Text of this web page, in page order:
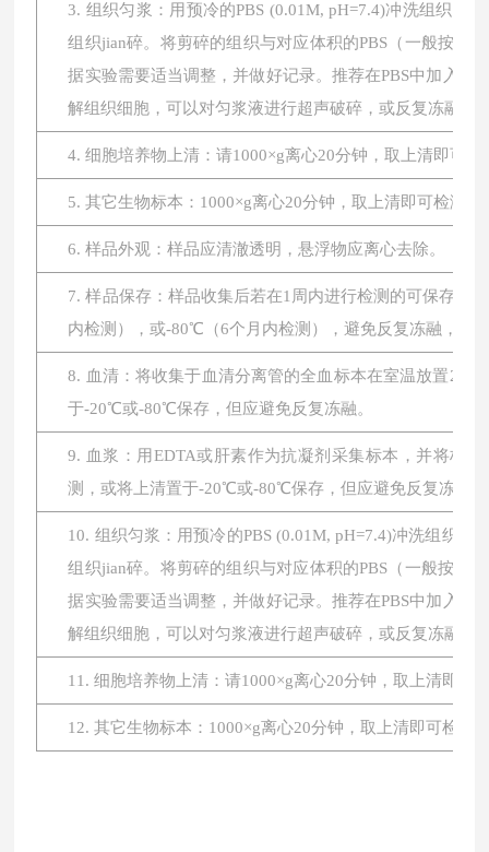
3. 组织匀浆：用预冷的PBS (0.01M, pH=7.4)冲洗组织，
组织jian碎。将剪碎的组织与对应体积的PBS（一般按
据实验需要适当调整，并做好记录。推荐在PBS中加入
解组织细胞，可以对匀浆液进行超声破碎，或反复冻融。
4. 细胞培养物上清：请1000×g离心20分钟，取上清即可
5. 其它生物标本：1000×g离心20分钟，取上清即可检测。
6. 样品外观：样品应清澈透明，悬浮物应离心去除。
7. 样品保存：样品收集后若在1周内进行检测的可保存
内检测），或-80℃（6个月内检测），避免反复冻融，标
8. 血清：将收集于血清分离管的全血标本在室温放置2小
于-20℃或-80℃保存，但应避免反复冻融。
9. 血浆：用EDTA或肝素作为抗凝剂采集标本，并将标
测，或将上清置于-20℃或-80℃保存，但应避免反复冻融。
10. 组织匀浆：用预冷的PBS (0.01M, pH=7.4)冲洗组织
组织jian碎。将剪碎的组织与对应体积的PBS（一般按
据实验需要适当调整，并做好记录。推荐在PBS中加入
解组织细胞，可以对匀浆液进行超声破碎，或反复冻融。
11. 细胞培养物上清：请1000×g离心20分钟，取上清即
12. 其它生物标本：1000×g离心20分钟，取上清即可检测